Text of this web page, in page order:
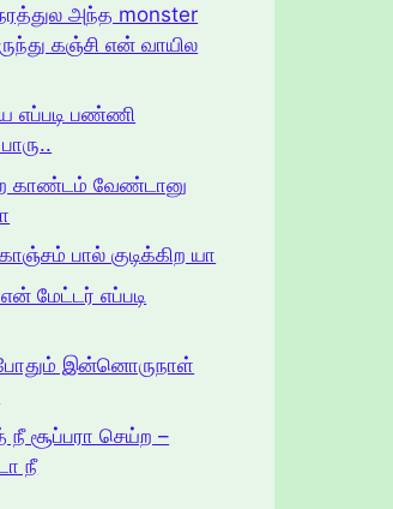
அந்த monster
கஞ்சி என் வாயில
பண்ணி
காண்டம் வேண்டானு
பால் குடிக்கிற யா
மேட்டர் எப்படி
இன்னொருநாள்
நீ சூப்பரா செய்ற –
நீ